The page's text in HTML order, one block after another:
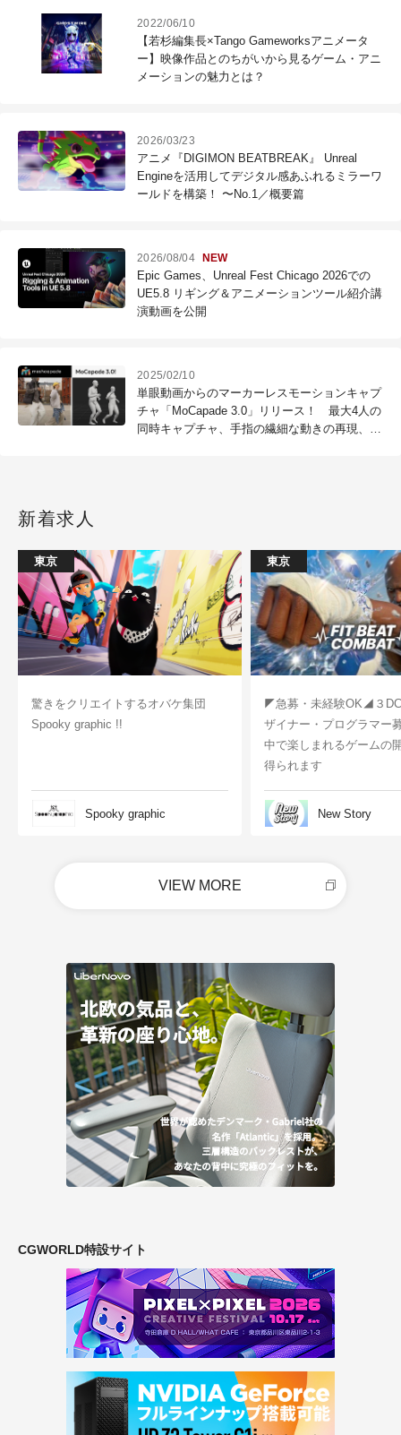
2022/06/10
【若杉編集長×Tango Gameworksアニメータ
ー】映像作品とのちがいから見るゲーム・アニ
メーションの魅力とは？
2026/03/23
アニメ『DIGIMON BEATBREAK』 Unreal
Engineを活用してデジタル感あふれるミラーワ
ールドを構築！ 〜No.1／概要篇
2026/08/04 NEW
Epic Games、Unreal Fest Chicago 2026での
UE5.8 リギング＆アニメーションツール紹介講
演動画を公開
2025/02/10
単眼動画からのマーカーレスモーションキャプ
チャ「MoCapade 3.0」リリース！ 最大4人の
同時キャプチャ、手指の繊細な動きの再現、カ
新着求人
東京
驚きをクリエイトするオバケ集団
Spooky graphic !!
Spooky graphic
東京
◤急募・未経験OK◢３
ザイナー・プログラマー
中で楽しまれるゲームの
得られます
New Story
VIEW MORE
CGWORLD特設サイト